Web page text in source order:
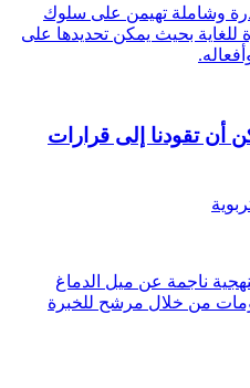
وشاملة تهيمن على سلوك
للغاية بحيث يمكن تحديدها على
أن تقودنا إلى قرارات
ناجمة عن ميل الدماغ
من خلال مرشح للخبرة